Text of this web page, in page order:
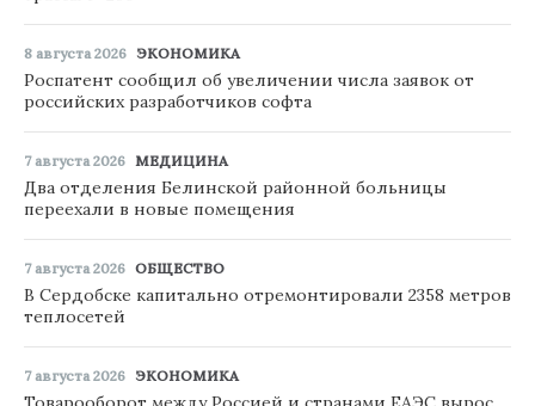
8 августа 2026 ЭКОНОМИКА
Роспатент сообщил об увеличении числа заявок от
российских разработчиков софта
7 августа 2026 МЕДИЦИНА
Два отделения Белинской районной больницы
переехали в новые помещения
7 августа 2026 ОБЩЕСТВО
В Сердобске капитально отремонтировали 2358 метров
теплосетей
7 августа 2026 ЭКОНОМИКА